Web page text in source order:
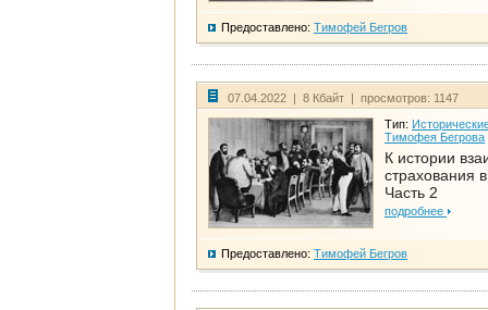
Предоставлено: Тимофей Бегров
07.04.2022 | 8 Кбайт | просмотров: 1147
Тип:
Тимофея Бегрова
К истории
страхования
Часть 2
подробнее
Предоставлено: Тимофей Бегров